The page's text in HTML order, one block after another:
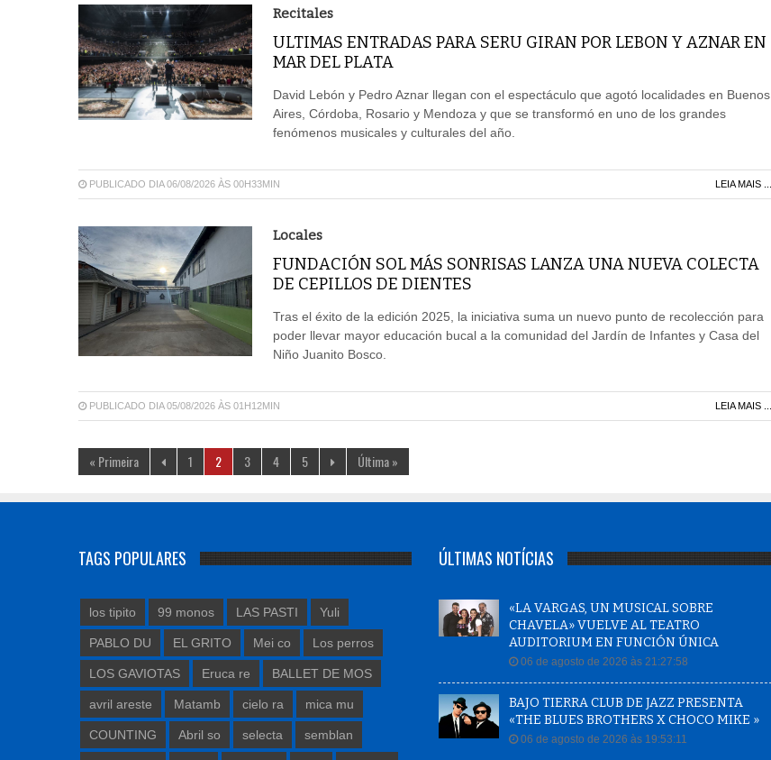
Recitales
ULTIMAS ENTRADAS PARA SERU GIRAN POR LEBON Y AZNAR EN
MAR DEL PLATA
David Lebón y Pedro Aznar llegan con el espectáculo que agotó localidades en Buenos
Aires, Córdoba, Rosario y Mendoza y que se transformó en uno de los grandes
fenómenos musicales y culturales del año.
PUBLICADO DIA 06/08/2026 ÀS 00H33MIN LEIA MAIS ...
Locales
FUNDACIÓN SOL MÁS SONRISAS LANZA UNA NUEVA COLECTA
DE CEPILLOS DE DIENTES
Tras el éxito de la edición 2025, la iniciativa suma un nuevo punto de recolección para
poder llevar mayor educación bucal a la comunidad del Jardín de Infantes y Casa del
Niño Juanito Bosco.
PUBLICADO DIA 05/08/2026 ÀS 01H12MIN LEIA MAIS ...
« Primeira 1 2 3 4 5 Última »
TAGS POPULARES
los tipito 99 monos LAS PASTI Yuli
PABLO DU EL GRITO Mei co Los perros
LOS GAVIOTAS Eruca re BALLET DE MOS
avril areste Matamb cielo ra mica mu
COUNTING Abril so selecta semblan
ÚLTIMAS NOTÍCIAS
«LA VARGAS, UN MUSICAL SOBRE
CHAVELA» VUELVE AL TEATRO
AUDITORIUM EN FUNCIÓN ÚNICA
06 de agosto de 2026 às 21:27:58
BAJO TIERRA CLUB DE JAZZ PRESENTA
«THE BLUES BROTHERS X CHOCO MIKE »
06 de agosto de 2026 às 19:53:11